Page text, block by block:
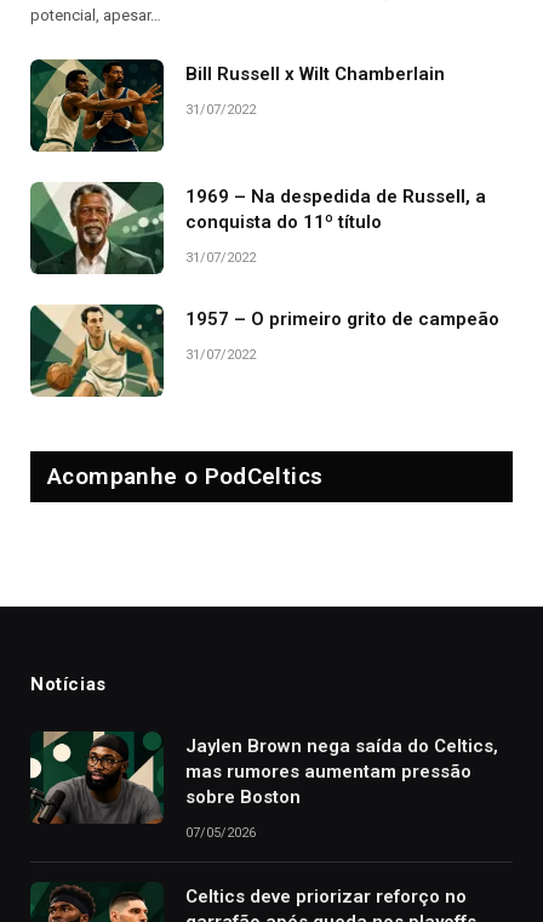
potencial, apesar…
Bill Russell x Wilt Chamberlain
31/07/2022
1969 – Na despedida de Russell, a
conquista do 11º título
31/07/2022
1957 – O primeiro grito de campeão
31/07/2022
Acompanhe o PodCeltics
Notícias
Jaylen Brown nega saída do Celtics,
mas rumores aumentam pressão
sobre Boston
07/05/2026
Celtics deve priorizar reforço no